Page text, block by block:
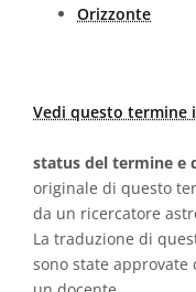
Orizzonte
Vedi questo termine
status del termine e
originale di questo
da un ricercatore
La traduzione di
sono state approvate